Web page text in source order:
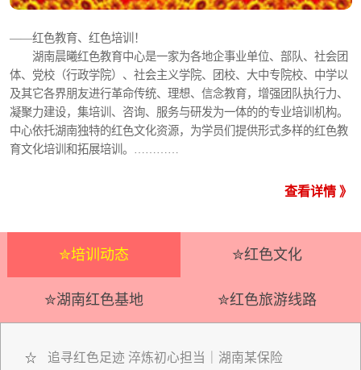
——红色教育、红色培训！
湖南晨曦红色教育中心是一家为各地企事业单位、部队、社会团
体、党校（行政学院）、社会主义学院、团校、大中专院校、中学以
及其它各界朋友进行革命传统、理想、信念教育，增强团队执行力、
凝聚力建设，集培训、咨询、服务与研发为一体的的专业培训机构。
中心依托湖南独特的红色文化资源，为学员们提供形式多样的红色教
育文化培训和拓展培训。…………
查看详情 》
✮培训动态 ✮红色文化
✮湖南红色基地 ✮红色旅游线路
☆ 追寻红色足迹 淬炼初心担当｜湖南某保险